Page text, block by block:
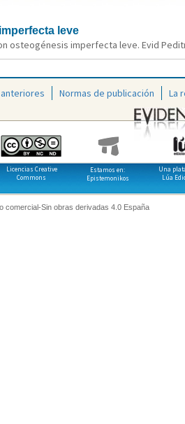
leve
osteogénesis imperfecta leve. Evid
Normas de publicación La
Licencias Creative
Commons
Estamos en:
Epistemonikos
Una
Lúa
comercial-Sin obras derivadas 4.0 España